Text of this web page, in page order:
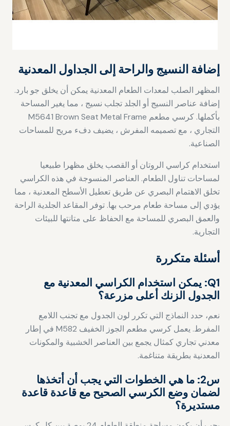
إضافة النسيج والراحة إلى الجداول المعدنية
المظهر الصلب لمعدات الطعام المعدنية يمكن أن يخلق جو بارد.
إضافة عناصر النسيج أو الجلد تجلب نسيج ، مما يغير المساحة
بأكملها. كرسي مطعم M5641 Brown Seat Metal Frame
التجاري ، مع تصميمه المفرش ، يضيف دفء مريح للمساحات
الصناعية.
استخدام كراسي الروتان أو القصب يخلق مظهرا طبيعيا
لمساحات تناول الطعام. العناصر المنسوجة في هذه الكراسي
تخلق الاهتمام البصري عن طريق تعطيل الأسطح المعدنية ، مما
يؤدي إلى مساحة طعام مرحب بها. توفر المقاعد الجلدية الراحة
والعمق البصري للمساحة مع الحفاظ على متانتها للبيئات
التجارية.
أسئلة متكررة
Q1: يمكن استخدام الكراسي المعدنية مع
الجدول الزنك أعلى مزرعة؟
نعم، حدد النماذج التي تكرر لون الجدول مع تجنب اللامع
المفرط. يعمل كرسي مطعم الجوز الخفيف M582 في إطار
معدني تجاري كمثال يجمع بين العناصر الخشبية والمكونات
المعدنية بطريقة متناغمة.
س2: ما هي الخطوات التي يجب أن أتخذها
لضمان وضع الكرسي الصحيح مع قاعدة قاعدة
مستديرة؟